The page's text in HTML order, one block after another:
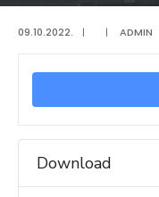
09.10.2022. | | ADMIN
Download